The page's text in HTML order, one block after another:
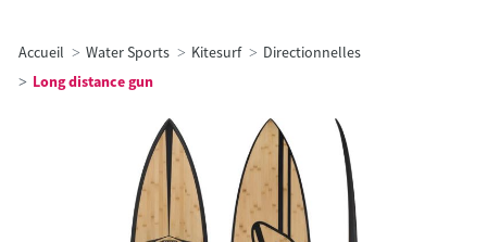
Accueil Water Sports Kitesurf
Directionnelles
Long distance gun